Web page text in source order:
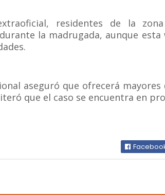
residentes de la
la madrugada, aunque
aseguró que ofrecerá
que el caso se encuentra en